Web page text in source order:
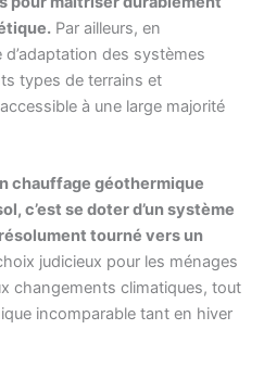
Par ailleurs, en
d’adaptation des systèmes
types de terrains et
à une large majorité
chauffage géothermique
c’est se doter d’un système
tourné vers un
judicieux pour les ménages
changements climatiques, tout
incomparable tant en hiver